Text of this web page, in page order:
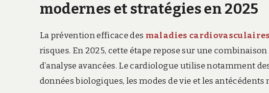
modernes et stratégies en 2025
La prévention efficace des maladies cardiovasculaires
risques. En 2025, cette étape repose sur une
d’analyse avancées. Le cardiologue utilise notamment
données biologiques, les modes de vie et les antécédents